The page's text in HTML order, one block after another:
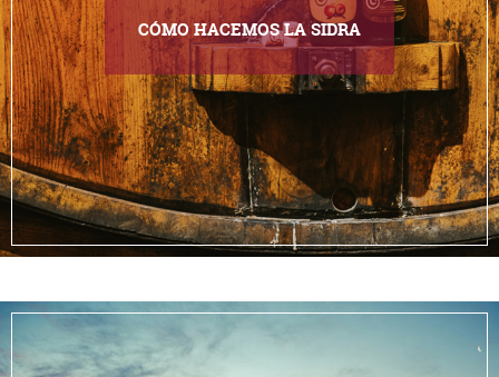
CÓMO HACEMOS LA SIDRA